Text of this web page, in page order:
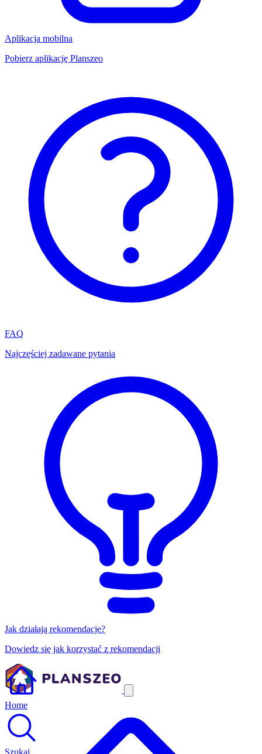
Aplikacja mobilna
Pobierz aplikację Planszeo
FAQ
Najczęściej zadawane pytania
Jak działają rekomendacje?
Dowiedz się jak korzystać z rekomendacji
Home
Szukaj